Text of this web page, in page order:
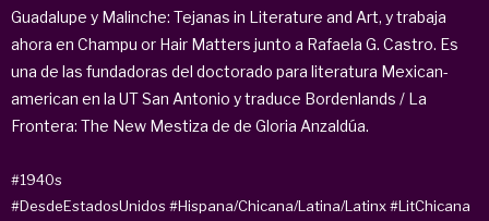
Guadalupe y Malinche: Tejanas in Literature and Art, y trabaja
ahora en Champu or Hair Matters junto a Rafaela G. Castro. Es
una de las fundadoras del doctorado para literatura Mexican-
american en la UT San Antonio y traduce Bordenlands / La
Frontera: The New Mestiza de de Gloria Anzaldúa.
#1940s
#DesdeEstadosUnidos #Hispana/Chicana/Latina/Latinx#LitChicana